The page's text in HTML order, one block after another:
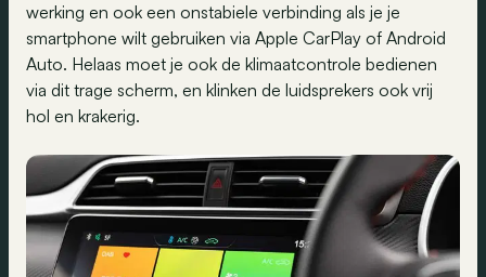
werking en ook een onstabiele verbinding als je je
smartphone wilt gebruiken via Apple CarPlay of Android
Auto. Helaas moet je ook de klimaatcontrole bedienen
via dit trage scherm, en klinken de luidsprekers ook vrij
hol en krakerig.